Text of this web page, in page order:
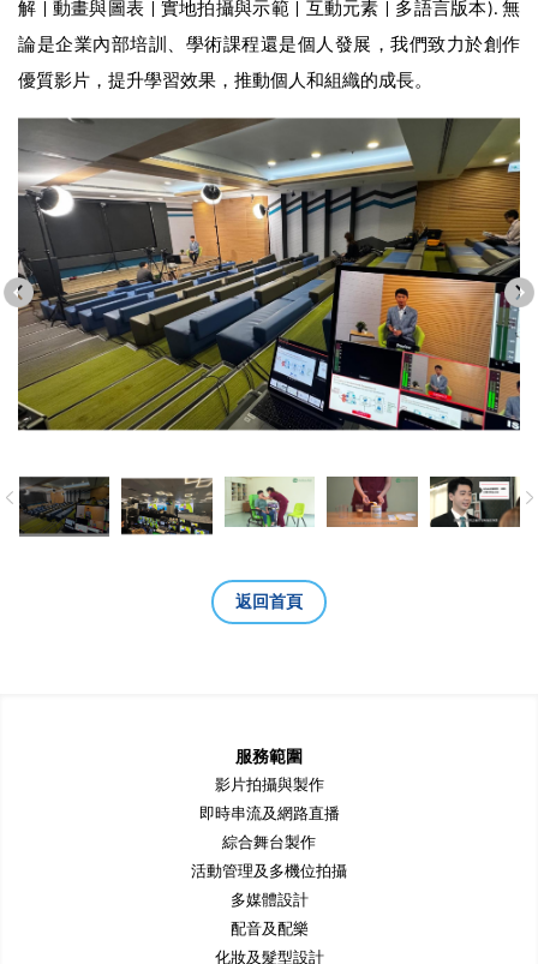
解 | 動畫與圖表 | 實地拍攝與示範 | 互動元素 | 多語言版本). 無
論是企業內部培訓、學術課程還是個人發展，我們致力於創作
優質影片，提升學習效果，推動個人和組織的成長。
返回首頁
服務範圍
影片拍攝與製作
即時串流及網路直播
綜合舞台製作
活動管理及多機位拍攝
多媒體設計
配音及配樂
化妝及髮型設計